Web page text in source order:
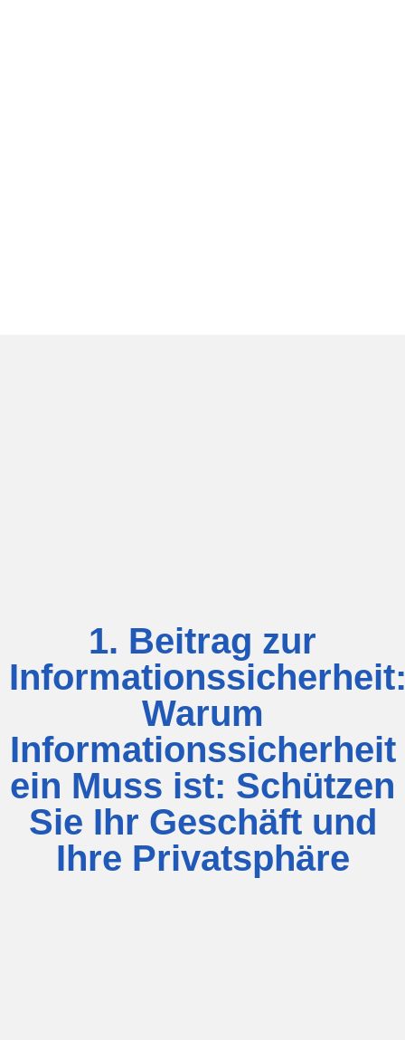
1. Beitrag zur
Warum
Informationssicherheit
ein Muss ist: Schützen
Sie Ihr Geschäft und
Ihre Privatsphäre